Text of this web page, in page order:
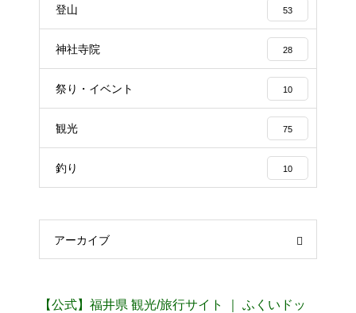
登山 53
神社寺院 28
祭り・イベント 10
観光 75
釣り 10
アーカイブ
【公式】福井県 観光/旅行サイト ｜ ふくいドッ